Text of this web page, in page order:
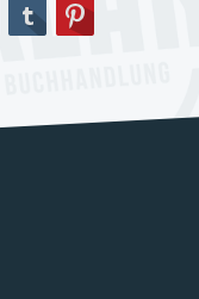
WhatsApp
tumblr